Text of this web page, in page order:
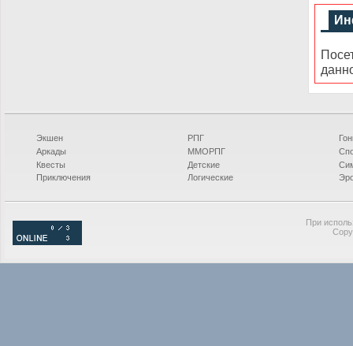
Экшен
Аркады
Квесты
Приключения
РПГ
ММОРПГ
Детские
Логические
При